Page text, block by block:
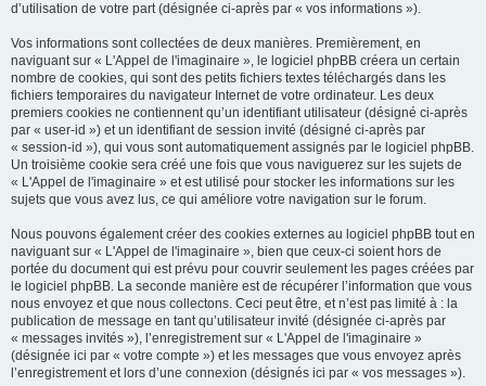
d’utilisation de votre part (désignée ci-après par « vos informations »).
Vos informations sont collectées de deux manières. Premièrement, en
naviguant sur « L'Appel de l'imaginaire », le logiciel phpBB créera un certain
nombre de cookies, qui sont des petits fichiers textes téléchargés dans les
fichiers temporaires du navigateur Internet de votre ordinateur. Les deux
premiers cookies ne contiennent qu’un identifiant utilisateur (désigné ci-après
par « user-id ») et un identifiant de session invité (désigné ci-après par
« session-id »), qui vous sont automatiquement assignés par le logiciel phpBB.
Un troisième cookie sera créé une fois que vous naviguerez sur les sujets de
« L'Appel de l'imaginaire » et est utilisé pour stocker les informations sur les
sujets que vous avez lus, ce qui améliore votre navigation sur le forum.
Nous pouvons également créer des cookies externes au logiciel phpBB tout en
naviguant sur « L'Appel de l'imaginaire », bien que ceux-ci soient hors de
portée du document qui est prévu pour couvrir seulement les pages créées par
le logiciel phpBB. La seconde manière est de récupérer l’information que vous
nous envoyez et que nous collectons. Ceci peut être, et n’est pas limité à : la
publication de message en tant qu’utilisateur invité (désignée ci-après par
« messages invités »), l’enregistrement sur « L'Appel de l'imaginaire »
(désignée ici par « votre compte ») et les messages que vous envoyez après
l’enregistrement et lors d’une connexion (désignés ici par « vos messages »).